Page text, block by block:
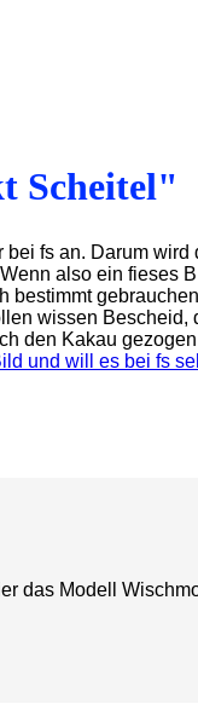
Scheitel"
fs an. Darum wird
also ein fieses
bestimmt
wissen Bescheid,
den Kakau
und will es bei fs
das Modell